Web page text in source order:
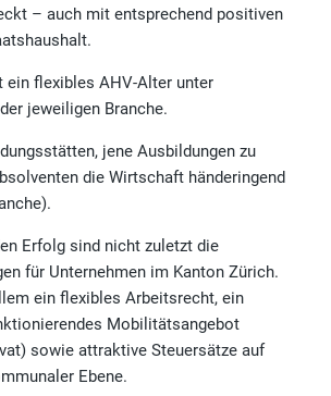
– auch mit entsprechend positiven
ein flexibles AHV-Alter unter
jeweiligen Branche.
jene Ausbildungen zu
die Wirtschaft händeringend
Erfolg sind nicht zuletzt die
für Unternehmen im Kanton Zürich.
ein flexibles Arbeitsrecht, ein
Mobilitätsangebot
sowie attraktive Steuersätze auf
Ebene.